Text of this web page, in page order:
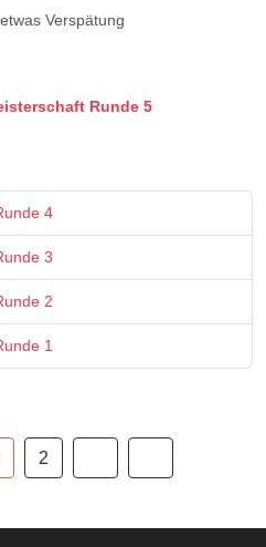
Verspätung
Runde 5
4
3
2
1
2